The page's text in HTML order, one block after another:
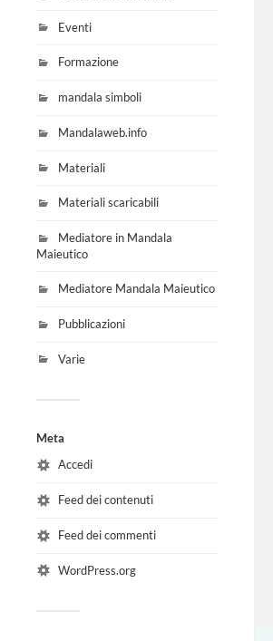
Eventi
Formazione
mandala simboli
Mandalaweb.info
Materiali
Materiali scaricabili
Mediatore in Mandala
Maieutico
Mediatore Mandala Maieutico
Pubblicazioni
Varie
Meta
Accedi
Feed dei contenuti
Feed dei commenti
WordPress.org